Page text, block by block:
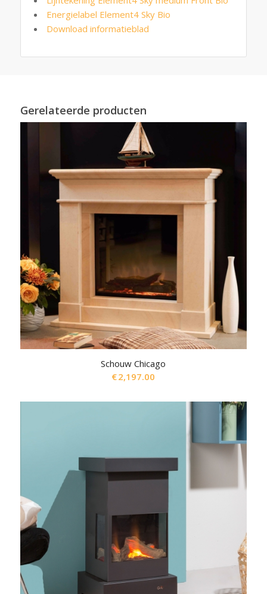
Energielabel Element4 Sky Bio
Download informatieblad
Gerelateerde producten
Schouw Chicago
€2,197.00